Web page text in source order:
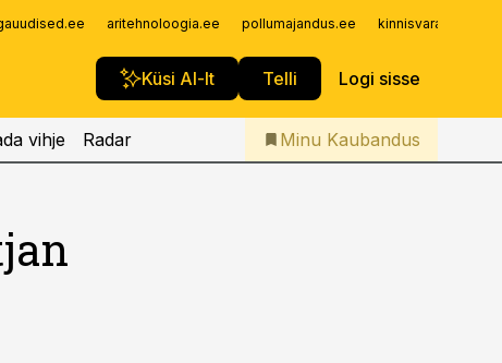
aritehnoloogia.ee pollumajandus.ee
Küsi AI-lt Telli Logi sisse
Iseteenindus
Telli Kaubandus
vihje Radar Minu Kaubandus